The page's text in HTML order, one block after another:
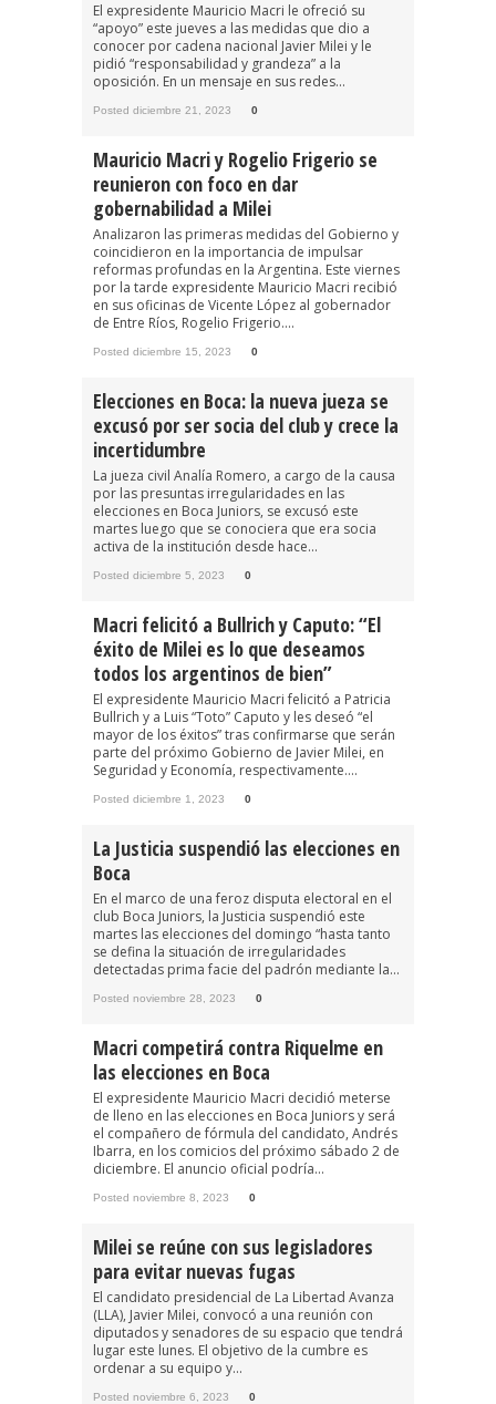
El expresidente Mauricio Macri le ofreció su
“apoyo” este jueves a las medidas que dio a
conocer por cadena nacional Javier Milei y le
pidió “responsabilidad y grandeza” a la
oposición. En un mensaje en sus redes...
Posted diciembre 21, 2023 0
Mauricio Macri y Rogelio Frigerio se
reunieron con foco en dar
gobernabilidad a Milei
Analizaron las primeras medidas del Gobierno y
coincidieron en la importancia de impulsar
reformas profundas en la Argentina. Este viernes
por la tarde expresidente Mauricio Macri recibió
en sus oficinas de Vicente López al gobernador
de Entre Ríos, Rogelio Frigerio....
Posted diciembre 15, 2023 0
Elecciones en Boca: la nueva jueza se
excusó por ser socia del club y crece la
incertidumbre
La jueza civil Analía Romero, a cargo de la causa
por las presuntas irregularidades en las
elecciones en Boca Juniors, se excusó este
martes luego que se conociera que era socia
activa de la institución desde hace...
Posted diciembre 5, 2023 0
Macri felicitó a Bullrich y Caputo: “El
éxito de Milei es lo que deseamos
todos los argentinos de bien”
El expresidente Mauricio Macri felicitó a Patricia
Bullrich y a Luis “Toto” Caputo y les deseó “el
mayor de los éxitos” tras confirmarse que serán
parte del próximo Gobierno de Javier Milei, en
Seguridad y Economía, respectivamente....
Posted diciembre 1, 2023 0
La Justicia suspendió las elecciones en
Boca
En el marco de una feroz disputa electoral en el
club Boca Juniors, la Justicia suspendió este
martes las elecciones del domingo “hasta tanto
se defina la situación de irregularidades
detectadas prima facie del padrón mediante la...
Posted noviembre 28, 2023 0
Macri competirá contra Riquelme en
las elecciones en Boca
El expresidente Mauricio Macri decidió meterse
de lleno en las elecciones en Boca Juniors y será
el compañero de fórmula del candidato, Andrés
Ibarra, en los comicios del próximo sábado 2 de
diciembre. El anuncio oficial podría...
Posted noviembre 8, 2023 0
Milei se reúne con sus legisladores
para evitar nuevas fugas
El candidato presidencial de La Libertad Avanza
(LLA), Javier Milei, convocó a una reunión con
diputados y senadores de su espacio que tendrá
lugar este lunes. El objetivo de la cumbre es
ordenar a su equipo y...
Posted noviembre 6, 2023 0